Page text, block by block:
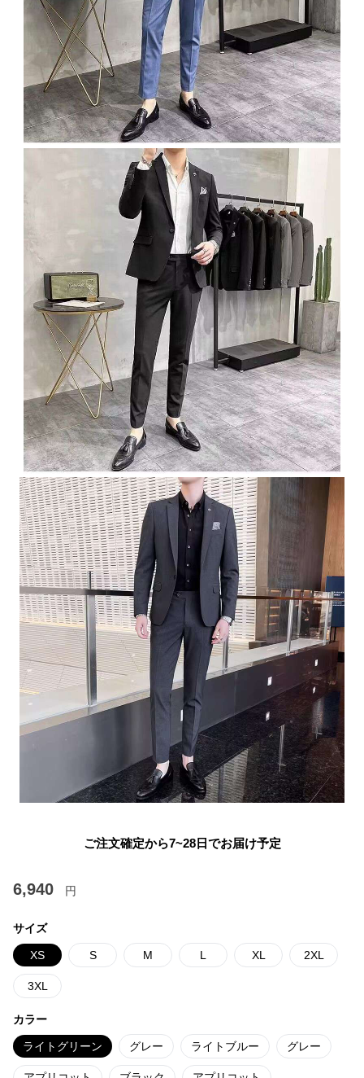
ご注文確定から7~28日でお届け予定
6,940 円
サイズ
XS S M L XL 2XL
3XL
カラー
ライトグリーン グレー ライトブルー グレー